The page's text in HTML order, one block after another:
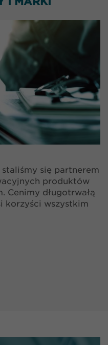
się partnerem
produktów
Cenimy długotrwałą
korzyści wszystkim